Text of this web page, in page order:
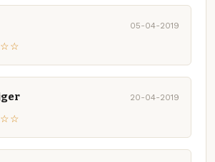
05-04-2019
20-04-2019